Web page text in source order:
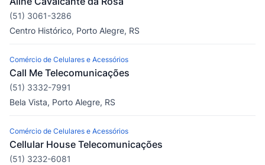
(51) 3061-3286
Centro Histórico, Porto Alegre, RS
Comércio de Celulares e Acessórios
Call Me Telecomunicações
(51) 3332-7991
Bela Vista, Porto Alegre, RS
Comércio de Celulares e Acessórios
Cellular House Telecomunicações
(51) 3232-6081